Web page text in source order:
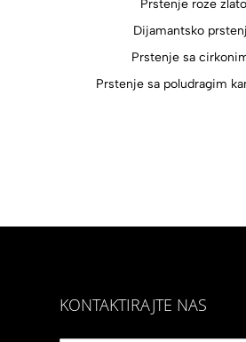
Prstenje roze zlato
Dijamantsko
Prstenje sa
Prstenje sa poludragim
KONTAKTIRAJTE NAS